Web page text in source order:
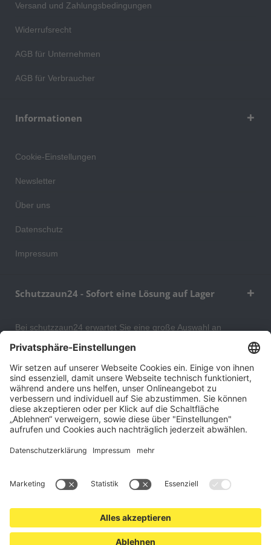
Versand und Zahlungsbedingungen
Widerrufsrecht
AGB für Unternehmen
AGB für Verbraucher
Informationen
Cookie-Einstellungen
Newsletter
Über uns
Datenschutz
Impressum
Schutzzaun24 - Sofort eine Lösung auf Lager
Bei schutzzaun24 erwartet Sie eine große Auswahl an
Schutzgittern, Schutzeinrichtungen, Absturzsicherungen und
auch Ihr Wohngebäude optimal organisieren und sichern
können. An unserem Versandlager bevorraten wir ein großes
Sortiment von Lagerartikeln, welche innerhalb von 48 Stunden
versandbereit sind.
Cookie-Einstellungen Über uns
freibleibend. Solange der Vorrat reicht.
© 2026 schutzzaun24.at